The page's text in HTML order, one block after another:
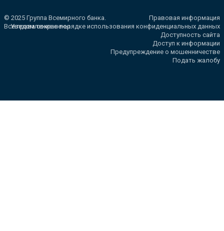
© 2025 Группа Всемирного банка.
Все права сохранены.
Правовая информация
Уведомление о порядке использования конфиденциальных данных
Доступность сайта
Доступ к информации
Предупреждение о мошенничестве
Подать жалобу